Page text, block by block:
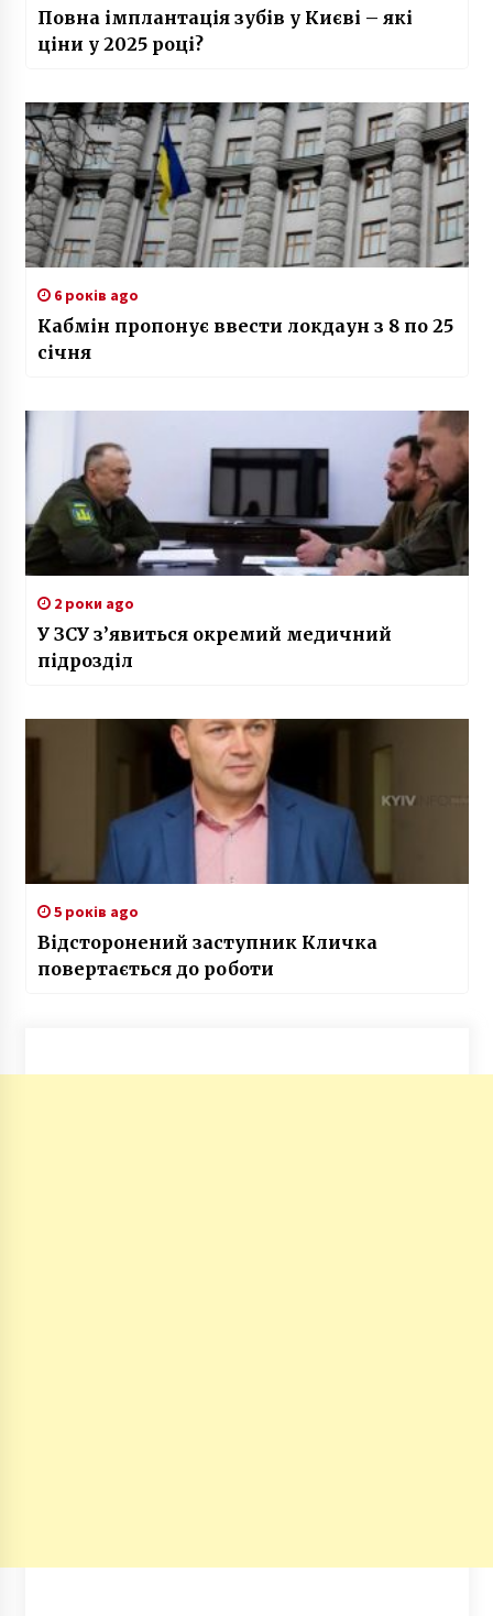
Повна імплантація зубів у Києві – які
ціни у 2025 році?
6 років ago
Кабмін пропонує ввести локдаун з 8 по 25
січня
2 роки ago
У ЗСУ з’явиться окремий медичний
підрозділ
5 років ago
Відсторонений заступник Кличка
повертається до роботи